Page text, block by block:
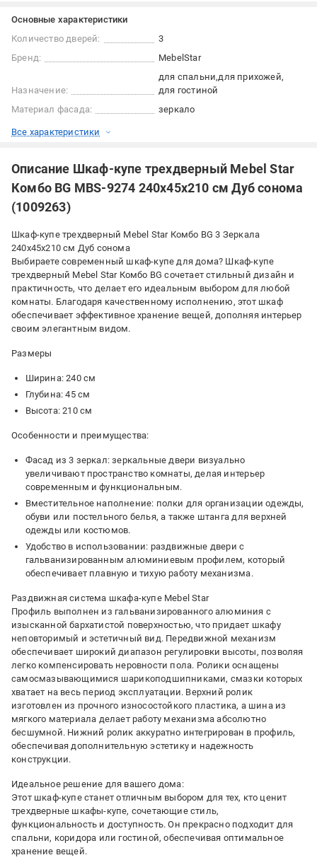
Основные характеристики
Количество дверей:
3
Бренд:
MebelStar
Назначение:
для спальни для прихожей
для гостиной
Материал фасада:
зеркало
Все характеристики
Описание Шкаф-купе трехдверный Mebel Star
Комбо BG MBS-9274 240х45х210 см Дуб сонома
(1009263)
Шкаф-купе трехдверный Mebel Star Комбо BG 3 Зеркала
240x45x210 см Дуб сонома
Выбираете современный шкаф-купе для дома? Шкаф-купе
трехдверный Mebel Star Комбо BG сочетает стильный дизайн и
практичность, что делает его идеальным выбором для любой
комнаты. Благодаря качественному исполнению, этот шкаф
обеспечивает эффективное хранение вещей, дополняя интерьер
своим элегантным видом.
Размеры
Ширина: 240 см
Глубина: 45 см
Высота: 210 см
Особенности и преимущества:
Фасад из 3 зеркал: зеркальные двери визуально
увеличивают пространство комнаты, делая интерьер
современным и функциональным.
Вместительное наполнение: полки для организации одежды,
обуви или постельного белья, а также штанга для верхней
одежды или костюмов.
Удобство в использовании: раздвижные двери с
гальванизированным алюминиевым профилем, который
обеспечивает плавную и тихую работу механизма.
Раздвижная система шкафа-купе Mebel Star
Профиль выполнен из гальванизированного алюминия с
изысканной бархатистой поверхностью, что придает шкафу
неповторимый и эстетичный вид. Передвижной механизм
обеспечивает широкий диапазон регулировки высоты, позволяя
легко компенсировать неровности пола. Ролики оснащены
самосмазывающимися шарикоподшипниками, смазки которых
хватает на весь период эксплуатации. Верхний ролик
изготовлен из прочного износостойкого пластика, а шина из
мягкого материала делает работу механизма абсолютно
бесшумной. Нижний ролик аккуратно интегрирован в профиль,
обеспечивая дополнительную эстетику и надежность
конструкции.
Идеальное решение для вашего дома:
Этот шкаф-купе станет отличным выбором для тех, кто ценит
трехдверные шкафы-купе, сочетающие стиль,
функциональность и доступность. Он прекрасно подходит для
спальни, коридора или гостиной, обеспечивая оптимальное
хранение вещей.